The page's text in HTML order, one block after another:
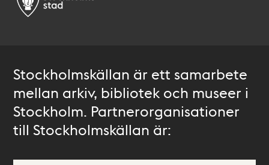
Stockholmskällan är ett samarbete
mellan arkiv, bibliotek och museer i
Stockholm. Partnerorganisationer
till Stockholmskällan är: